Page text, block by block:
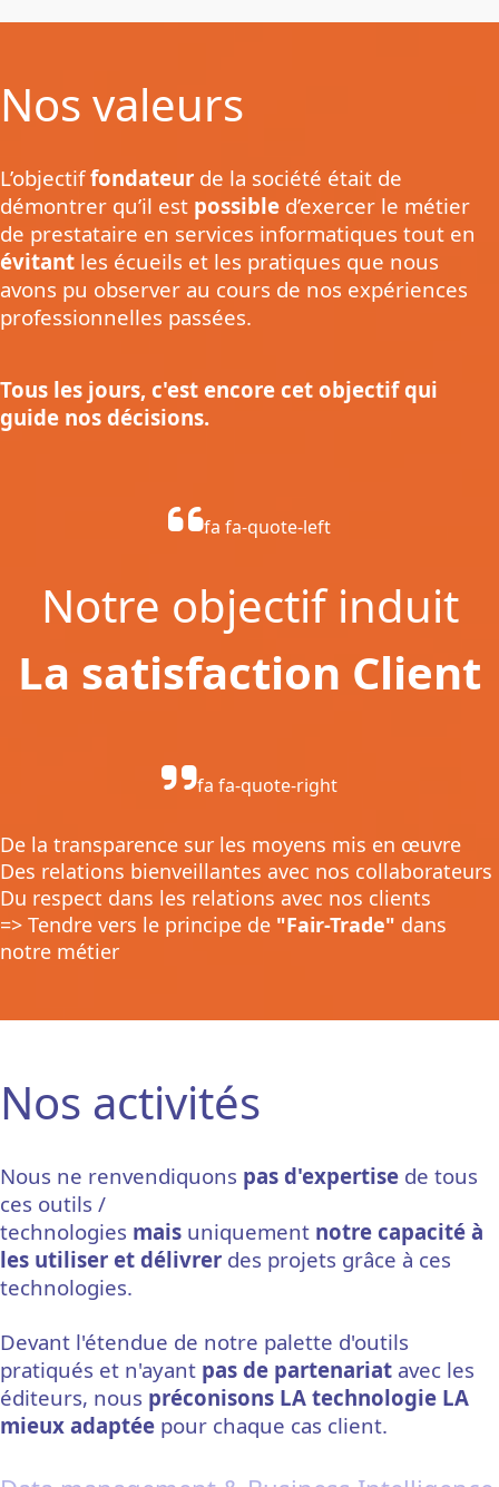
Nos valeurs
L’objectiffondateur de la société était de
démontrer qu’il est possible d’exercer le métier
de prestataire en services informatiques tout en
évitant les écueils et les pratiques que nous
avons pu observer au cours de nos expériences
professionnelles passées.
Tous les jours, c'est encore cet objectif qui
guide nos décisions.
fa fa-quote-left
Notre objectif induit
La satisfaction Client
fa fa-quote-right
De la transparence sur les moyens mis en œuvre
Des relations bienveillantes avec nos collaborateurs
Du respect dans les relations avec nos clients
=> Tendre vers le principe de "Fair-Trade" dans
notre métier
Nos activités
Nous ne renvendiquons pas d'expertise de tous
ces outils /
technologies mais uniquement notre capacité à
les utiliser et délivrer des projets grâce à ces
technologies.
Devant l'étendue de notre palette d'outils
pratiqués et n'ayant pas de partenariat avec les
éditeurs, nous préconisons LA technologie LA
mieux adaptée pour chaque cas client.